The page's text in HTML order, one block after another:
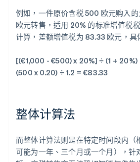
例如，一件原价含税 500 欧元购入
欧元转售，适用 20% 的标准增值税
计算，差额增值税为 83.33 欧元，具
[(€1,000 - €500) x 20%] ÷ (1 + 20%)
(500 x 0.20) ÷ 1.2 = €83.33
整体计算法
而整体计算法则是在特定时间段内（
可能为一年、三个月或一个月），针